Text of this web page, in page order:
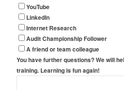
YouTube
LinkedIn
Internet Research
Audit Championship Follower
A friend or team colleague
You have further questions? We will
training. Learning is fun again!